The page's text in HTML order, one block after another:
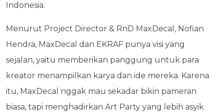
Indonesia.
Menurut Project Director & RnD MaxDecal, Nofian
Hendra, MaxDecal dan EKRAF punya visi yang
sejalan, yaitu memberikan panggung untuk para
kreator menampilkan karya dan ide mereka. Karena
itu, MaxDecal nggak mau sekadar bikin pameran
biasa, tapi menghadirkan Art Party yang lebih asyik